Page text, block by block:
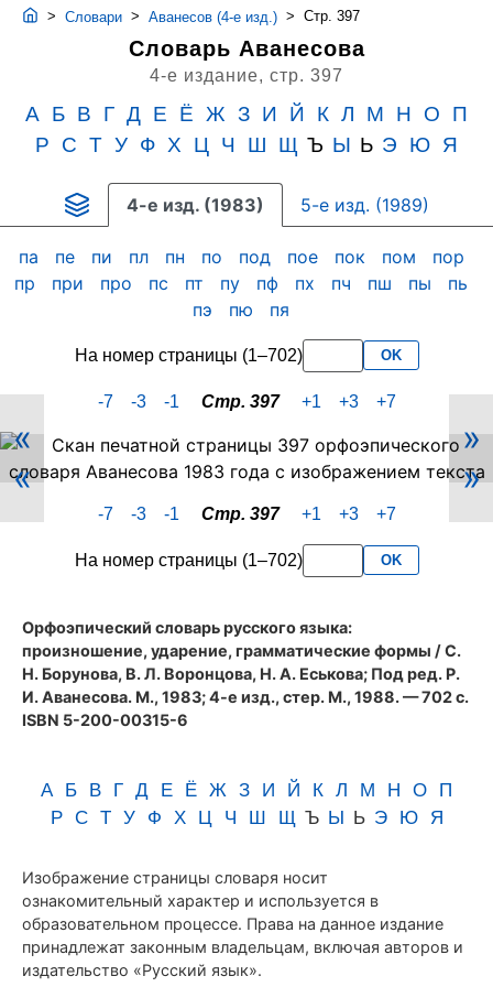
> Словари > Аванесов (4-е изд.) > Стр. 397
Словарь Аванесова
4-е издание, стр. 397
А Б В Г Д Е Ё Ж З И Й К Л М Н О
П
Р
С Т У Ф Х Ц Ч Ш Щ Ъ Ы Ь Э Ю Я
4-е изд. (1983) 5-е изд. (1989)
па пе пи пл пн по под пое пок пом
пор
пр
при про пс пт пу пф пх пч пш пы
пь
пэ
пю пя
На номер страницы (1–702) OK
-7 -3 -1 Стр. 397 +1 +3 +7
Скан
PDF-
страницы
397
Аванесова
«
»
«
»
-7 -3 -1 Стр. 397 +1 +3 +7
На номер страницы (1–702) OK
Орфоэпический словарь русского языка:
произношение, ударение, грамматические формы / С.
Н. Борунова, В. Л. Воронцова, Н. А. Еськова; Под ред. Р.
И. Аванесова. М., 1983; 4-е изд., стер. М., 1988. — 702 с.
ISBN 5-200-00315-6
А Б В Г Д Е Ё Ж З И Й К Л М Н О П
Р С Т У Ф Х Ц Ч Ш Щ Ъ Ы Ь Э Ю Я
Изображение страницы словаря носит
ознакомительный характер и используется в
образовательном процессе. Права на данное издание
принадлежат законным владельцам, включая авторов и
издательство «Русский язык».